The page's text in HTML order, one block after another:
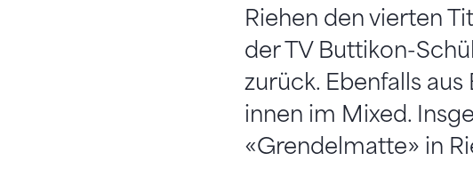
Riehen den vierten
der TV Buttikon-
zurück. Ebenfalls
innen im Mixed.
«Grendelmatte» in